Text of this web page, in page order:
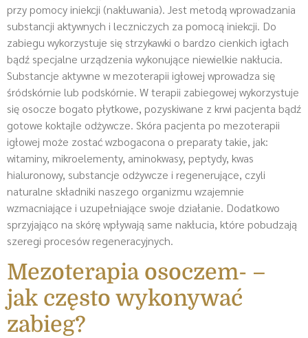
przy pomocy iniekcji (nakłuwania). Jest metodą wprowadzania
substancji aktywnych i leczniczych za pomocą iniekcji. Do
zabiegu wykorzystuje się strzykawki o bardzo cienkich igłach
bądź specjalne urządzenia wykonujące niewielkie nakłucia.
Substancje aktywne w mezoterapii igłowej wprowadza się
śródskórnie lub podskórnie. W terapii zabiegowej wykorzystuje
się osocze bogato płytkowe, pozyskiwane z krwi pacjenta bądź
gotowe koktajle odżywcze. Skóra pacjenta po mezoterapii
igłowej może zostać wzbogacona o preparaty takie, jak:
witaminy, mikroelementy, aminokwasy, peptydy, kwas
hialuronowy, substancje odżywcze i regenerujące, czyli
naturalne składniki naszego organizmu wzajemnie
wzmacniające i uzupełniające swoje działanie. Dodatkowo
sprzyjająco na skórę wpływają same nakłucia, które pobudzają
szeregi procesów regeneracyjnych.
Mezoterapia osoczem- –
jak często wykonywać
zabieg?